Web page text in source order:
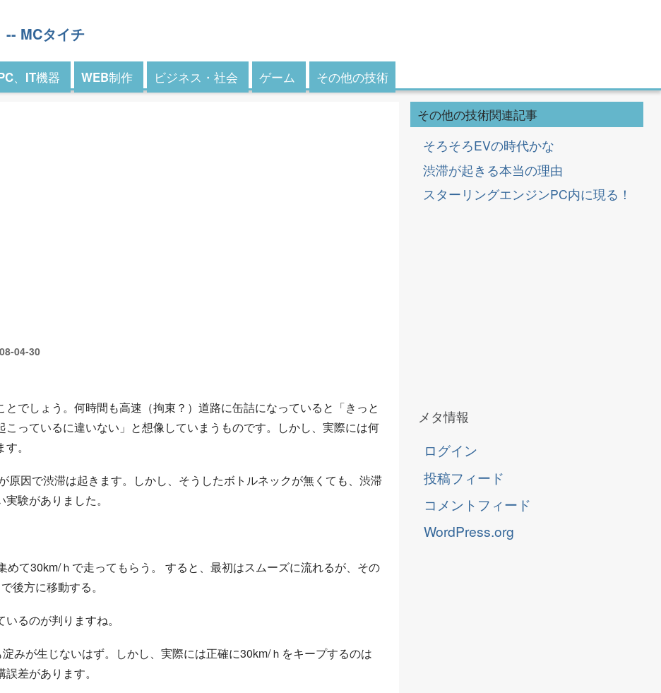
-- MCタイチ
、IT機器 WEB制作 ビジネス・社会 ゲーム その他の技術
04-30
でしょう。何時間も高速（拘束？）道路に缶詰になっていると「きっと
っているに違いない」と想像していまうものです。しかし、実際には何
。
原因で渋滞は起きます。しかし、そうしたボトルネックが無くても、渋滞
験がありました。
て30km/ｈで走ってもらう。 すると、最初はスムーズに流れるが、その
後方に移動する。
るのが判りますね。
みが生じないはず。しかし、実際には正確に30km/ｈをキープするのは
差があります。
その他の技術関連記事
そろそろEVの時代かな
渋滞が起きる本当の理由
スターリングエンジンPC内に現る！
メタ情報
ログイン
投稿フィード
コメントフィード
WordPress.org